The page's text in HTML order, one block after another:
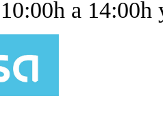
a 14:00h